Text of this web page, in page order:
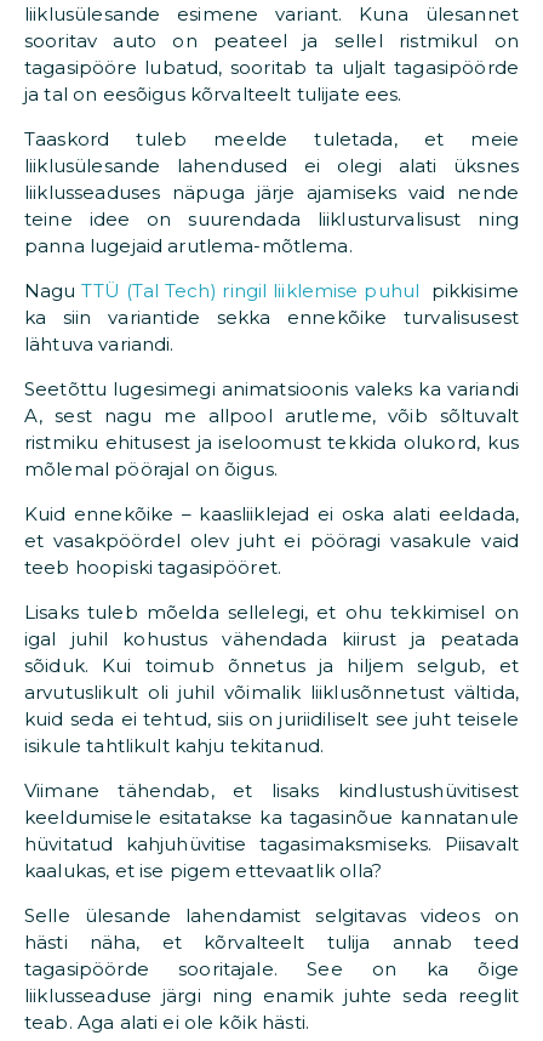
liiklusülesande esimene variant. Kuna ülesannet
sooritav auto on peateel ja sellel ristmikul on
tagasipööre lubatud, sooritab ta uljalt tagasipöörde
ja tal on eesõigus kõrvalteelt tulijate ees.
Taaskord tuleb meelde tuletada, et meie
liiklusülesande lahendused ei olegi alati üksnes
liiklusseaduses näpuga järje ajamiseks vaid nende
teine idee on suurendada liiklusturvalisust ning
panna lugejaid arutlema-mõtlema.
NaguTTÜ (Tal Tech) ringil liiklemise puhul
pikkisime
ka siin variantide sekka ennekõike turvalisusest
lähtuva variandi.
Seetõttu lugesimegi animatsioonis valeks ka variandi
A, sest nagu me allpool arutleme, võib sõltuvalt
ristmiku ehitusest ja iseloomust tekkida olukord, kus
mõlemal pöörajal on õigus.
Kuid ennekõike – kaasliiklejad ei oska alati eeldada,
et vasakpöördel olev juht ei pööragi vasakule vaid
teeb hoopiski tagasipööret.
Lisaks tuleb mõelda sellelegi, et ohu tekkimisel on
igal juhil kohustus vähendada kiirust ja peatada
sõiduk. Kui toimub õnnetus ja hiljem selgub, et
arvutuslikult oli juhil võimalik liiklusõnnetust vältida,
kuid seda ei tehtud, siis on juriidiliselt see juht teisele
isikule tahtlikult kahju tekitanud.
Viimane tähendab, et lisaks kindlustushüvitisest
keeldumisele esitatakse ka tagasinõue kannatanule
hüvitatud kahjuhüvitise tagasimaksmiseks. Piisavalt
kaalukas, et ise pigem ettevaatlik olla?
Selle ülesande lahendamist selgitavas videos on
hästi näha, et kõrvalteelt tulija annab teed
tagasipöörde sooritajale. See on ka õige
liiklusseaduse järgi ning enamik juhte seda reeglit
teab. Aga alati ei ole kõik hästi.